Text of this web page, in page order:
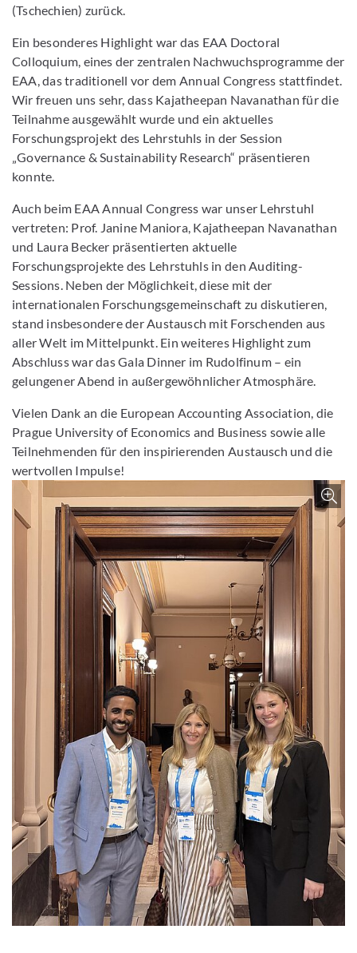
(Tschechien) zurück.
Ein besonderes Highlight war das EAA Doctoral
Colloquium, eines der zentralen Nachwuchsprogramme der
EAA, das traditionell vor dem Annual Congress stattfindet.
Wir freuen uns sehr, dass Kajatheepan Navanathan für die
Teilnahme ausgewählt wurde und ein aktuelles
Forschungsprojekt des Lehrstuhls in der Session
„Governance & Sustainability Research“ präsentieren
konnte.
Auch beim EAA Annual Congress war unser Lehrstuhl
vertreten: Prof. Janine Maniora, Kajatheepan Navanathan
und Laura Becker präsentierten aktuelle
Forschungsprojekte des Lehrstuhls in den Auditing-
Sessions. Neben der Möglichkeit, diese mit der
internationalen Forschungsgemeinschaft zu diskutieren,
stand insbesondere der Austausch mit Forschenden aus
aller Welt im Mittelpunkt. Ein weiteres Highlight zum
Abschluss war das Gala Dinner im Rudolfinum – ein
gelungener Abend in außergewöhnlicher Atmosphäre.
Vielen Dank an die European Accounting Association, die
Prague University of Economics and Business sowie alle
Teilnehmenden für den inspirierenden Austausch und die
wertvollen Impulse!